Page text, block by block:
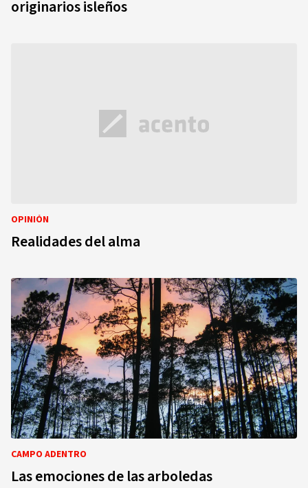
originarios isleños
OPINIÓN
Realidades del alma
CAMPO ADENTRO
Las emociones de las arboledas